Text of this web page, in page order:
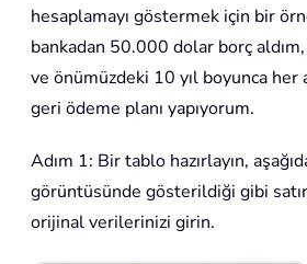
hesaplamayı göstermek için bir
bankadan 50.000 dolar borç
ve önümüzdeki 10 yıl boyunca her
geri ödeme planı yapıyorum.
Adım 1: Bir tablo hazırlayın,
görüntüsünde gösterildiği gibi satır
orijinal verilerinizi girin.